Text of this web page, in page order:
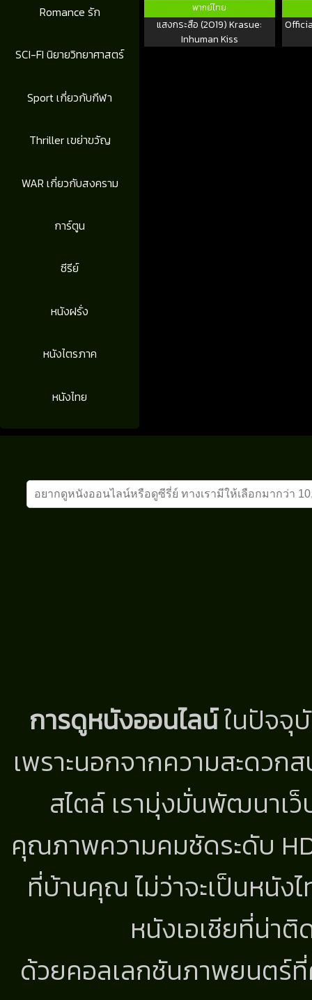
Romance รัก
SCI-FI นิยายวิทยาศาสตร์
Sport เกี่ยวกับกีฬา
Thriller เขย่าขวัญ
WAR เกี่ยวกับสงคราม
การ์ตูน
ซีรีย์
หนังฝรั่ง
หนังไตรภาค
หนังไทย
พากย์ไทย
แสงกระสือ (2019) Krasue:
Inhuman Kiss
การดูหนังออนไลน์ในปัจจุ
เพราะนอกจากความสะดว
สไตล์ เรามุ่งมั่นพัฒนาเ
คุณภาพความคมชัดระดับ
ที่บ้านคุณ ไม่ว่าจะเป็นหนั
หนังเอเชียที่น่า
ด้วยคอลเลกชันภาพยนตร์